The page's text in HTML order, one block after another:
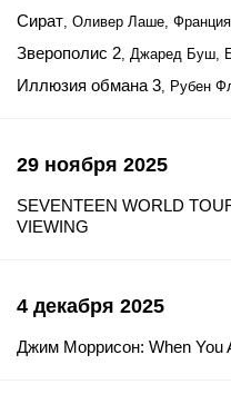
Сират, Оливер Лаше, Франция
Зверополис 2, Джаред Буш,
Иллюзия обмана 3, Рубен
29 ноября 2025
SEVENTEEN WORLD
VIEWING
4 декабря 2025
Джим Моррисон: When You